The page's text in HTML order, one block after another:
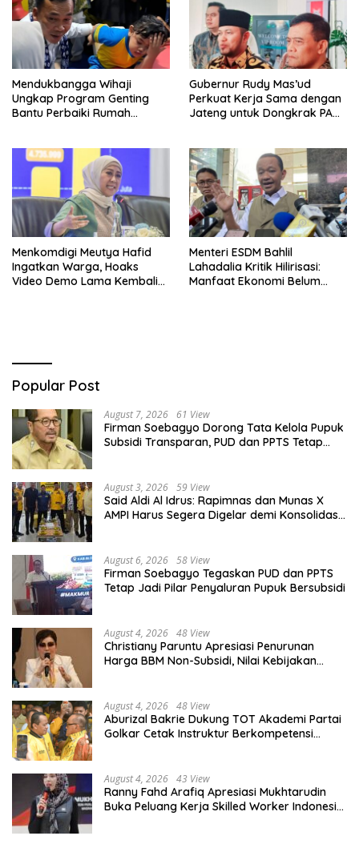
Mendukbangga Wihaji
Ungkap Program Genting
Bantu Perbaiki Rumah
Gubernur Rudy Mas’ud
Perkuat Kerja Sama dengan
Jateng untuk Dongkrak PAD
Menkomdigi Meutya Hafid
Ingatkan Warga, Hoaks
Video Demo Lama Kembali
Menteri ESDM Bahlil
Lahadalia Kritik Hilirisasi:
Manfaat Ekonomi Belum
Popular Post
August 7, 2026 61 View
Firman Soebagyo Dorong Tata Kelola Pupuk
Subsidi Transparan, PUD dan PPTS Tetap
August 3, 2026 59 View
Said Aldi Al Idrus: Rapimnas dan Munas X
AMPI Harus Segera Digelar demi Konsolidasi
August 6, 2026 58 View
Firman Soebagyo Tegaskan PUD dan PPTS
Tetap Jadi Pilar Penyaluran Pupuk Bersubsidi
August 4, 2026 48 View
Christiany Paruntu Apresiasi Penurunan
Harga BBM Non-Subsidi, Nilai Kebijakan
August 4, 2026 48 View
Aburizal Bakrie Dukung TOT Akademi Partai
Golkar Cetak Instruktur Berkompetensi
August 4, 2026 43 View
Ranny Fahd Arafiq Apresiasi Mukhtarudin
Buka Peluang Kerja Skilled Worker Indonesia